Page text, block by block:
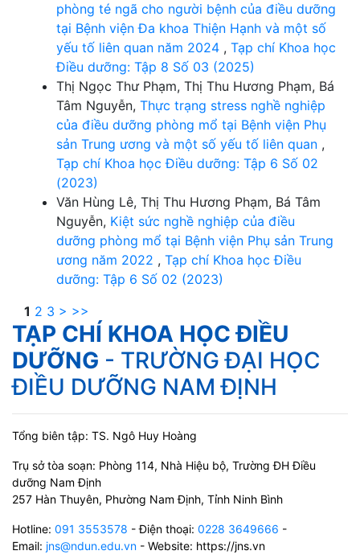
phòng té ngã cho người bệnh của điều dưỡng
tại Bệnh viện Đa khoa Thiện Hạnh và một số
yếu tố liên quan năm 2024 , Tạp chí Khoa học
Điều dưỡng: Tập 8 Số 03 (2025)
Thị Ngọc Thư Phạm, Thị Thu Hương Phạm, Bá
Tâm Nguyễn, Thực trạng stress nghề nghiệp
của điều dưỡng phòng mổ tại Bệnh viện Phụ
sản Trung ương và một số yếu tố liên quan ,
Tạp chí Khoa học Điều dưỡng: Tập 6 Số 02
(2023)
Văn Hùng Lê, Thị Thu Hương Phạm, Bá Tâm
Nguyễn, Kiệt sức nghề nghiệp của điều
dưỡng phòng mổ tại Bệnh viện Phụ sản Trung
ương năm 2022 , Tạp chí Khoa học Điều
dưỡng: Tập 6 Số 02 (2023)
1 2 3 > >>
TẠP CHÍ KHOA HỌC ĐIỀU
DƯỠNG - TRƯỜNG ĐẠI HỌC
ĐIỀU DƯỠNG NAM ĐỊNH
Tổng biên tập: TS. Ngô Huy Hoàng
Trụ sở tòa soạn: Phòng 114, Nhà Hiệu bộ, Trường ĐH Điều
dưỡng Nam Định
257 Hàn Thuyên, Phường Nam Định, Tỉnh Ninh Bình
Hotline: 091 3553578 - Điện thoại: 0228 3649666 -
Email: jns@ndun.edu.vn - Website: https://jns.vn